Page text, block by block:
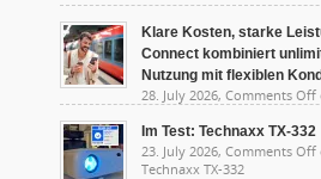
Klare Kosten, starke
Connect kombiniert
Nutzung mit flexiblen
28. July 2026, Comments Off
unlimitierte Nutzung mit flexiblen
Im Test: Technaxx TX-332
23. July 2026, Comments Off
Technaxx TX-332